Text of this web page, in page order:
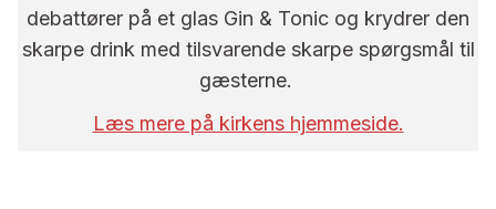
debattører på et glas Gin & Tonic og krydrer den
skarpe drink med tilsvarende skarpe spørgsmål til
gæsterne.
Læs mere på kirkens hjemmeside.